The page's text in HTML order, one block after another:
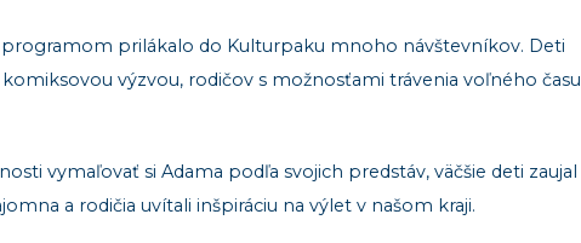
prilákalo do Kulturpaku mnoho návštevníkov. Deti
výzvou, rodičov s možnosťami trávenia voľného času
vymaľovať si Adama podľa svojich predstáv, väčšie deti zaujal
a rodičia uvítali inšpiráciu na výlet v našom kraji.